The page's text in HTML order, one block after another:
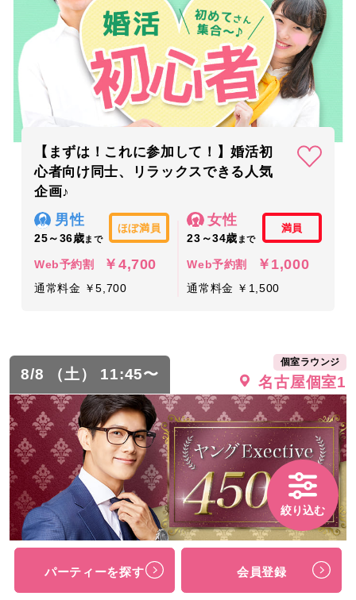
【まずは！これに参加して！】婚活初
心者向け同士、リラックスできる人気
企画♪
男性
25～36歳まで
ほぼ満員
Web予約割 ￥4,700
通常料金 ￥5,700
女性
23～34歳 まで
満員
Web予約割 ￥1,000
通常料金 ￥1,500
8/8 （土） 11:45〜
個室ラウンジ
名古屋個室1
★将来有望株★若手年収450万以上の
男性と将来を考えたい女性向けParty♪
パーティーを探す 会員登録
絞り込む